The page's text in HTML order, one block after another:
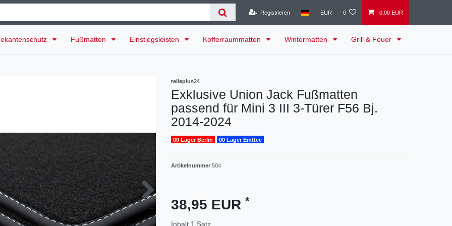
Registrieren EUR 0 0,00 EUR
Fußmatten Einstiegsleisten Kofferraummatten Wintermatten Grill & Feuer
teileplus24
Exklusive Union Jack Fußmatten
passend für Mini 3 III 3-Türer F56 Bj.
2014-2024
00 Lager Berlin 00 Lager Emttec
Artikelnummer 504
38,95 EUR *
Inhalt 1 Satz